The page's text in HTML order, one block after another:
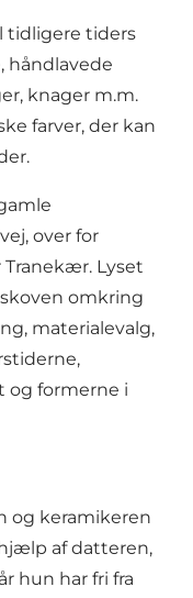
tidligere tiders
håndlavede
knager m.m.
farver, der kan
over for
Tranekær. Lyset
omkring
materialevalg,
og formerne i
og keramikeren
af datteren,
hun har fri fra